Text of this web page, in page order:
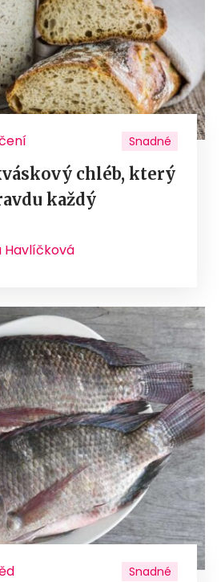
Snadné
chléb, který
každý
Havlíčková
Snadné